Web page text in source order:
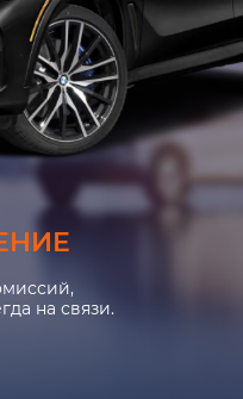
на связи.